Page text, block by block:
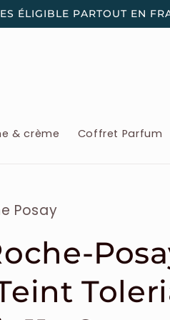
ÉLIGIBLE PARTOUT EN
& crème Coffret Parfum
Posay